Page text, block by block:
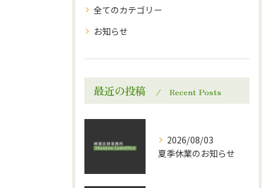
全てのカテゴリー
お知らせ
最近の投稿 Recent Posts
2026/08/03
夏季休業のお知らせ